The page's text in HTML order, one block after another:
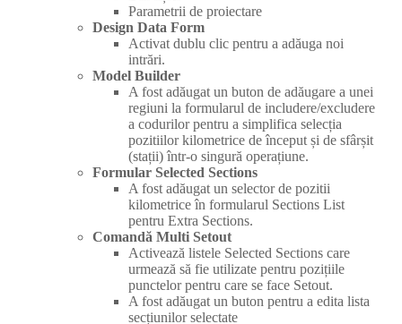
Parametrii de proiectare
Design Data Form
Activat dublu clic pentru a adăuga noi
intrări.
Model Builder
A fost adăugat un buton de adăugare a unei
regiuni la formularul de includere/excludere
a codurilor pentru a simplifica selecția
pozitiilor kilometrice de început și de sfârșit
(stații) într-o singură operațiune.
Formular Selected Sections
A fost adăugat un selector de pozitii
kilometrice în formularul Sections List
pentru Extra Sections.
Comandă Multi Setout
Activează listele Selected Sections care
urmează să fie utilizate pentru pozițiile
punctelor pentru care se face Setout.
A fost adăugat un buton pentru a edita lista
secțiunilor selectate